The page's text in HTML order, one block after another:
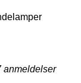
anmeldelser